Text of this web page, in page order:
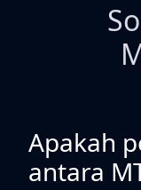
Apakah
antara